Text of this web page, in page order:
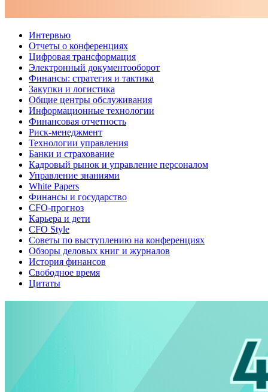
Интервью
Отчеты о конференциях
Цифровая трансформация
Электронный документооборот
Финансы: стратегия и тактика
Закупки и логистика
Общие центры обслуживания
Информационные технологии
Финансовая отчетность
Риск-менеджмент
Технологии управления
Банки и страхование
Кадровый рынок и управление персоналом
Управление знаниями
White Papers
Финансы и государство
CFO-прогноз
Карьера и дети
CFO Style
Советы по выступлению на конференциях
Обзоры деловых книг и журналов
История финансов
Свободное время
Цитаты